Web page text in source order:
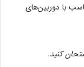
با دوربین‌های
کنید.